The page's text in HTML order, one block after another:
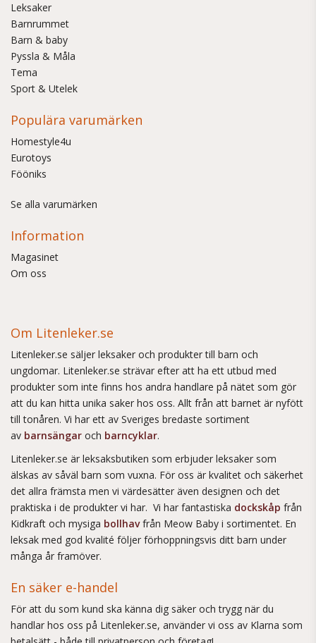
Leksaker
Barnrummet
Barn & baby
Pyssla & Måla
Tema
Sport & Utelek
Populära varumärken
Homestyle4u
Eurotoys
Fööniks
Se alla varumärken
Information
Magasinet
Om oss
Om Litenleker.se
Litenleker.se säljer leksaker och produkter till barn och
ungdomar. Litenleker.se strävar efter att ha ett utbud med
produkter som inte finns hos andra handlare på nätet som gör
att du kan hitta unika saker hos oss. Allt från att barnet är nyfött
till tonåren. Vi har ett av Sveriges bredaste sortiment
av barnsängar och barncyklar.
Litenleker.se är leksaksbutiken som erbjuder leksaker som
älskas av såväl barn som vuxna. För oss är kvalitet och säkerhet
det allra främsta men vi värdesätter även designen och det
praktiska i de produkter vi har. Vi har fantastiska dockskåp från
Kidkraft och mysiga bollhavfrån Meow Baby i sortimentet. En
leksak med god kvalité följer förhoppningsvis ditt barn under
många år framöver.
En säker e-handel
För att du som kund ska känna dig säker och trygg när du
handlar hos oss på Litenleker.se, använder vi oss av Klarna som